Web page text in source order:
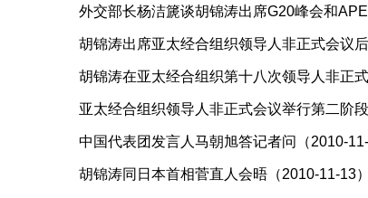
外交部长杨洁篪谈胡锦涛出席G20峰会和
胡锦涛出席亚太经合组织领导人非正式会议
胡锦涛在亚太经合组织第十八次领导人非正
亚太经合组织领导人非正式会议举行第二阶
中国代表团发言人马朝旭答记者问（2010-11-
胡锦涛同日本首相菅直人会晤（2010-11-13）